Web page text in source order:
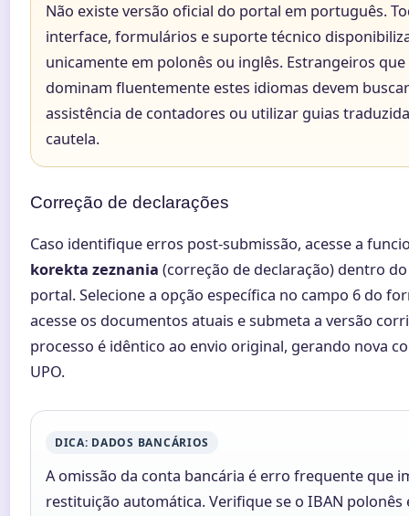
Não existe versão oficial do portal em português.
interface, formulários e suporte técnico
unicamente em polonês ou inglês. Estrangeiros
dominam fluentemente estes idiomas devem buscar
assistência de contadores ou utilizar guias
cautela.
Correção de declarações
Caso identifique erros post-submissão, acesse a
korekta zeznania (correção de declaração) dentro
portal. Selecione a opção específica no campo 6 do
acesse os documentos atuais e submeta a versão
processo é idêntico ao envio original, gerando nova
UPO.
DICA: DADOS BANCÁRIOS
A omissão da conta bancária é erro frequente que
restituição automática. Verifique se o IBAN polonês